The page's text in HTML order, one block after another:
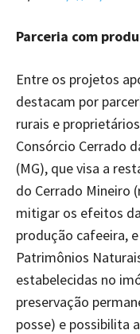
Parceria com
Entre os projetos
destacam por
rurais e
Consórcio Cerrado
(MG), que visa a
do Cerrado Mineiro
mitigar os efeitos
produção cafeeira,
Patrimônios
estabelecidas no
preservação
posse) e possibilita